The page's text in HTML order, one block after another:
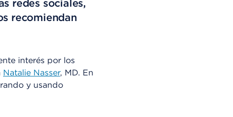
redes sociales,
recomiendan
interés por los
Natalie Nasser, MD. En
y usando